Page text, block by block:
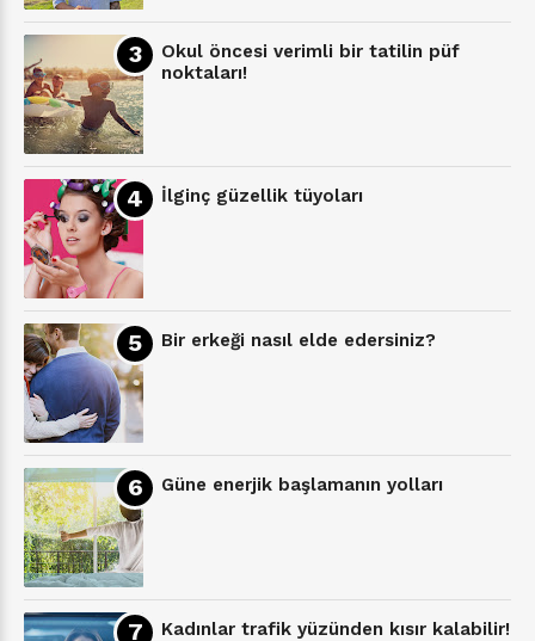
Okul öncesi verimli bir tatilin püf
noktaları!
İlginç güzellik tüyoları
Bir erkeği nasıl elde edersiniz?
Güne enerjik başlamanın yolları
Kadınlar trafik yüzünden kısır kalabilir!